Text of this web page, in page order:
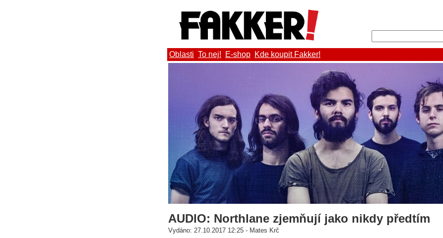
Oblasti To nej! E-shop Kde koupit Fakker!
AUDIO: Northlane zjemňují jako nikdy předtím
Vydáno: 27.10.2017 12:25 - Mates Krč